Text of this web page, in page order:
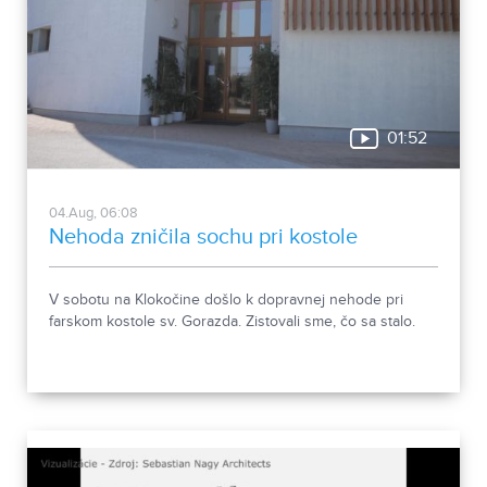
01:52
04.Aug, 06:08
Nehoda zničila sochu pri kostole
V sobotu na Klokočine došlo k dopravnej nehode pri
farskom kostole sv. Gorazda. Zistovali sme, čo sa stalo.